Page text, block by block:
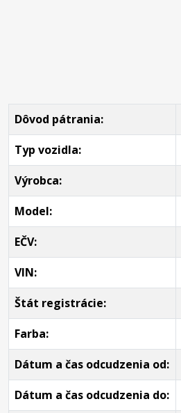
Dôvod pátrania:
Typ vozidla:
Výrobca:
Model:
EČV:
VIN:
Štát registrácie:
Farba:
Dátum a čas odcudzenia od:
Dátum a čas odcudzenia do: